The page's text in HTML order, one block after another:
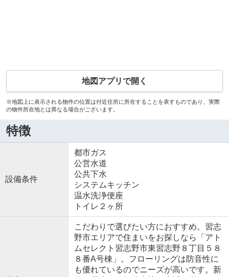
地図アプリで開く
※地図上に表示される物件の位置は付近住所に所在することを表すものであり、実際
の物件所在地とは異なる場合がございます。
特徴
設備条件
都市ガス
公営水道
公共下水
システムキッチン
温水洗浄便座
トイレ２ヶ所
こだわりで選びたい方におすすめ。習志
野市エリアで住まいをお探しなら「アト
ムセレクト習志野市東習志野８丁目５８
８番A号棟」。フローリングは防音性に
も優れているのでニーズが高いです。新